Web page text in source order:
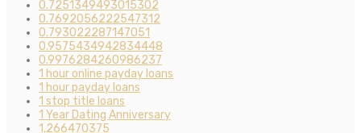
0.7251349493015302
0.7692056222547312
0.793022287147051
0.9575434942834448
0.9976284260986237
1 hour online payday loans
1 hour payday loans
1 stop title loans
1 Year Dating Anniversary
1,266470375